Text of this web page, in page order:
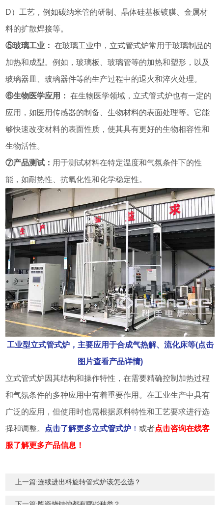
D）工艺，例如碳纳米管的研制、晶体硅基板镀膜、金属材
料的扩散焊接等。
⑤玻璃工业： 在玻璃工业中，立式管式炉常用于玻璃制品的
加热和成型。例如，玻璃板、玻璃管等的加热和塑形，以及
玻璃器皿、玻璃器件等的生产过程中的退火和淬火处理。
⑥生物医学应用： 在生物医学领域，立式管式炉也有一定的
应用，如医用传感器的制备、生物材料的表面处理等。它能
够快速改变材料的表面性质，使其具有更好的生物相容性和
生物活性。
⑦产品测试： 用于测试材料在特定温度和气氛条件下的性
能，如耐热性、抗氧化性和化学稳定性。
工业型立式管式炉，主要应用于合成气热解、流化床等(点击
图片查看产品详情)
立式管式炉因其结构和操作特性，在需要精确控制加热过程
和气氛条件的多种应用中有着重要作用。在工业生产中具有
广泛的应用，但使用时也需根据原料特性和工艺要求进行选
择和调整。
点击了解更多立式管式炉 ！或者点击咨询在线客
服了解更多产品信息！
上一篇:连续进出料旋转管式炉该怎么选？